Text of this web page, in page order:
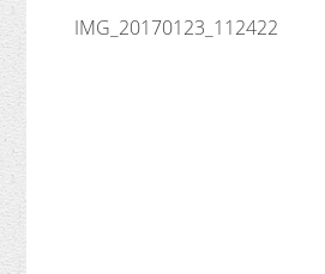
IMG_20170123_112422